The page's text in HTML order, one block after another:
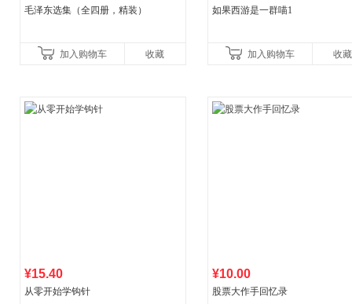
毛泽东选集（全四册，精装）
加入购物车 收藏
如果西游是一群喵1
加入购物车 收藏
¥15.40
从零开始学钩针
¥10.00
股票大作手回忆录